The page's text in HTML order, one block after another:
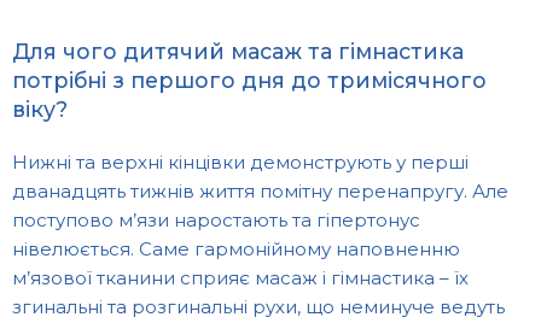
Для чого дитячий масаж та гімнастика
потрібні з першого дня до тримісячного
віку?
Нижні та верхні кінцівки демонструють у перші
дванадцять тижнів життя помітну перенапругу. Але
поступово м’язи наростають та гіпертонус
нівелюється. Саме гармонійному наповненню
м’язової тканини сприяє масаж і гімнастика – їх
згинальні та розгинальні рухи, що неминуче ведуть